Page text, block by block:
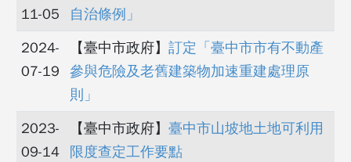
11-05
自治條例」
2024-
07-19
【臺中市政府】訂定「臺中市市有不動產
參與危險及老舊建築物加速重建處理原
則」
2023-
09-14
【臺中市政府】臺中市山坡地土地可利用
限度查定工作要點